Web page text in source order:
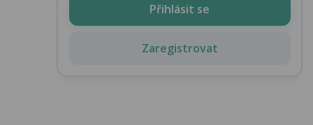
Přihlásit se
Zaregistrovat